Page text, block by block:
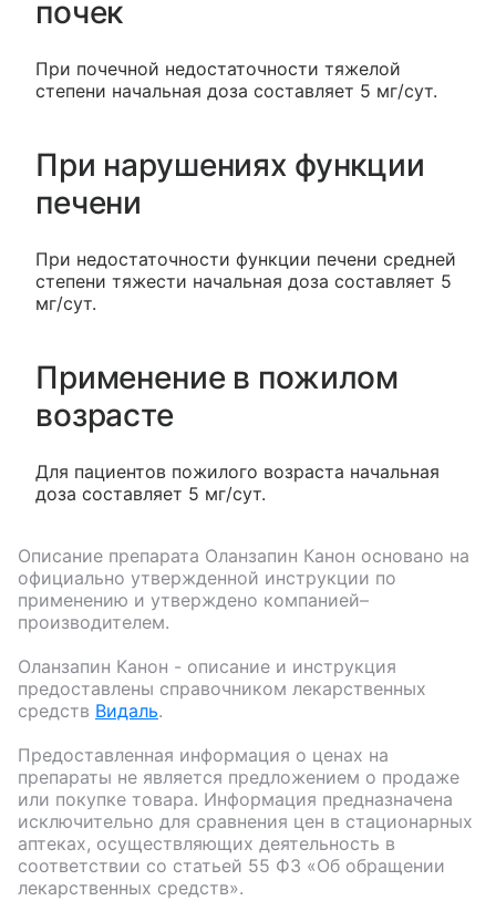
почек
При почечной недостаточности тяжелой
степени начальная доза составляет 5 мг/сут.
При нарушениях функции
печени
При недостаточности функции печени средней
степени тяжести начальная доза составляет 5
мг/сут.
Применение в пожилом
возрасте
Для пациентов пожилого возраста начальная
доза составляет 5 мг/сут.
Описание препарата Оланзапин Канон основано на
официально утвержденной инструкции по
применению и утверждено компанией–
производителем.
Оланзапин Канон - описание и инструкция
предоставлены справочником лекарственных
средств Видаль.
Предоставленная информация о ценах на
препараты не является предложением о продаже
или покупке товара. Информация предназначена
исключительно для сравнения цен в стационарных
аптеках, осуществляющих деятельность в
соответствии со статьей 55 ФЗ «Об обращении
лекарственных средств».